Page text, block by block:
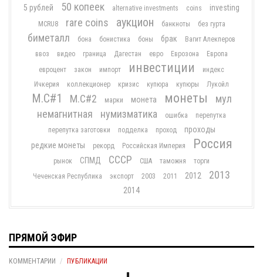
5 рублей 50 копеек alternative investments coins investing
MCRU8 rare coins аукцион банкноты без гурта
биметалл бона бонистика боны брак
Вагит Алекперов
ввоз
видео граница Дагестан евро Еврозона
Европа
евроцент
закон импорт инвестиции
индекс
Ичкерия
коллекционер кризис купюра купюры Лукойл
М.С#1 М.С#2 марки монета монеты
мул
немагнитная
нумизматика ошибка
перепутка
перепутка заготовки
подделка проход
проходы
редкие монеты
рекорд Российская Империя Россия
рынок СПМД СССР США таможня
торги
Чеченская Республика
экспорт 2003 2011 2012 2013
2014
ПРЯМОЙ ЭФИР
КОММЕНТАРИИ ПУБЛИКАЦИИ